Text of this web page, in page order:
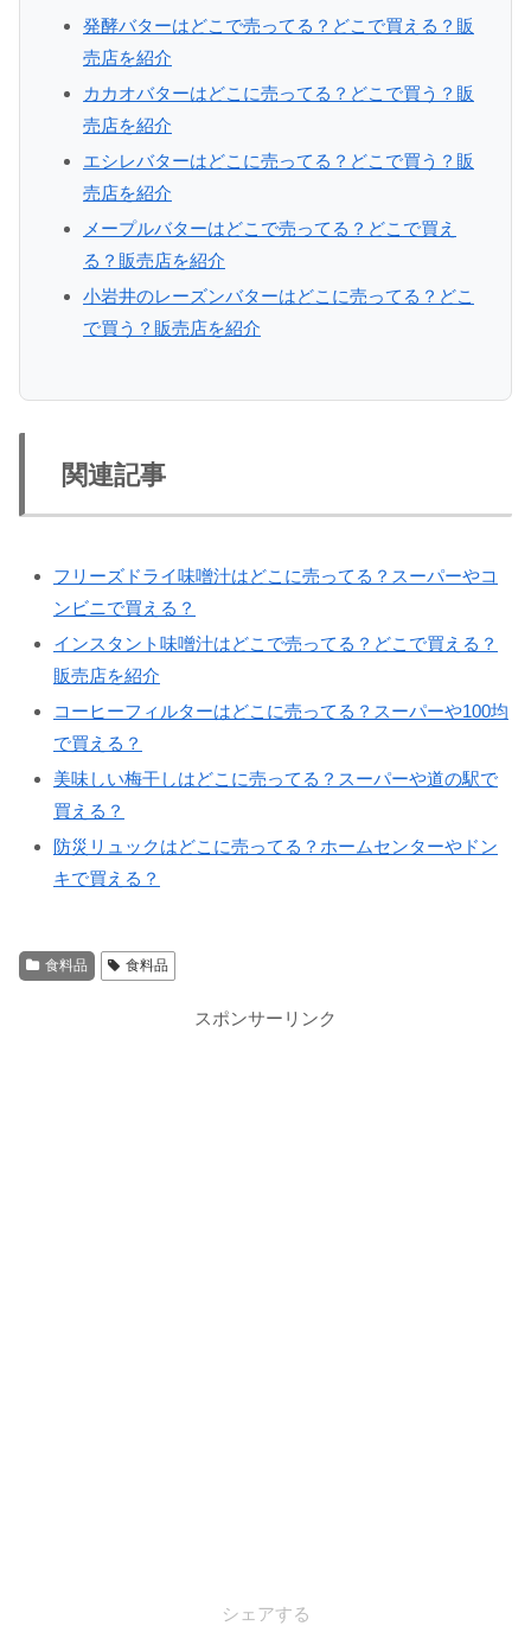
発酵バターはどこで売ってる？どこで買える？販
売店を紹介
カカオバターはどこに売ってる？どこで買う？販
売店を紹介
エシレバターはどこに売ってる？どこで買う？販
売店を紹介
メープルバターはどこで売ってる？どこで買え
る？販売店を紹介
小岩井のレーズンバターはどこに売ってる？どこ
で買う？販売店を紹介
関連記事
フリーズドライ味噌汁はどこに売ってる？スーパーやコ
ンビニで買える？
インスタント味噌汁はどこで売ってる？どこで買える？
販売店を紹介
コーヒーフィルターはどこに売ってる？スーパーや100均
で買える？
美味しい梅干しはどこに売ってる？スーパーや道の駅で
買える？
防災リュックはどこに売ってる？ホームセンターやドン
キで買える？
食料品 食料品
スポンサーリンク
シェアする